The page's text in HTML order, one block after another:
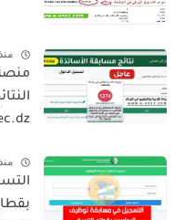
منذ
منصة
منذ 4 أيام